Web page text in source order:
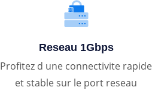
Reseau 1Gbps
Profitez d une connectivite rapide
et stable sur le port reseau